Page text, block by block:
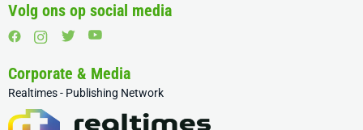
Volg ons op social media
Corporate & Media
Realtimes - Publishing Network